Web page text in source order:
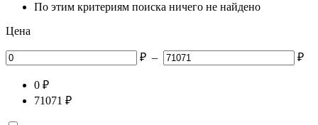
По этим критериям поиска ничего не найдено
Цена
₽ – ₽
0 ₽
71071 ₽